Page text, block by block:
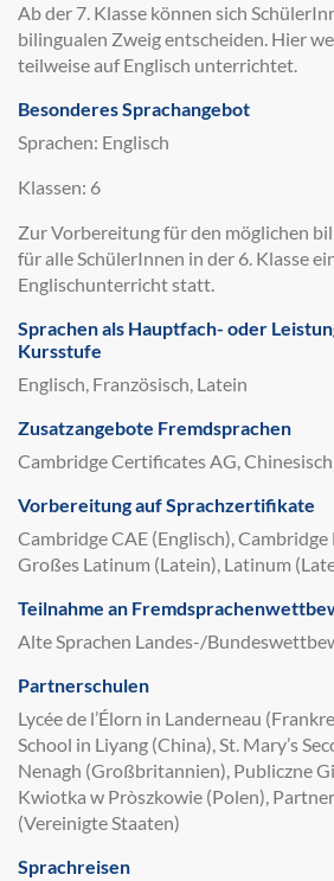
Ab der 7. Klasse können sich
bilingualen Zweig entscheiden. Hier
teilweise auf Englisch unterrichtet.
Besonderes Sprachangebot
Sprachen: Englisch
Klassen: 6
Zur Vorbereitung für den möglichen
für alle SchülerInnen in der 6. Klasse
Englischunterricht statt.
Sprachen als Hauptfach- oder
Kursstufe
Englisch, Französisch, Latein
Zusatzangebote Fremdsprachen
Cambridge Certificates AG,
Vorbereitung auf Sprachzertifikate
Cambridge CAE (Englisch), Cambridge
Großes Latinum (Latein), Latinum
Teilnahme an
Alte Sprachen Landes-/
Partnerschulen
Lycée de l’Élorn in Landerneau
School in Liyang (China), St. Mary’s
Nenagh (Großbritannien), Publiczne
Kwiotka w Pròszkowie (Polen),
(Vereinigte Staaten)
Sprachreisen